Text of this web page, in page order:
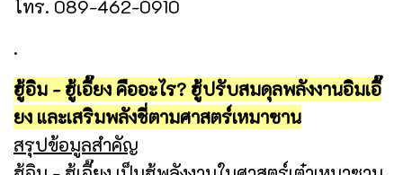
โทร. 089-462-0910
.
ฮู้อิม - ฮู้เอี๊ยง คืออะไร? ฮู้ปรับสมดุลพลังงานอิมเอี๊
ยง และเสริมพลังชี่ตามศาสตร์เหมาซาน
สรุปข้อมูลสำคัญ